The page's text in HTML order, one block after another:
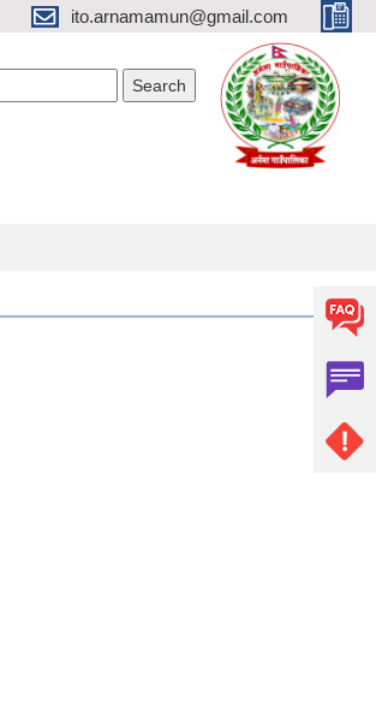
ito.arnamamun@gmail.com